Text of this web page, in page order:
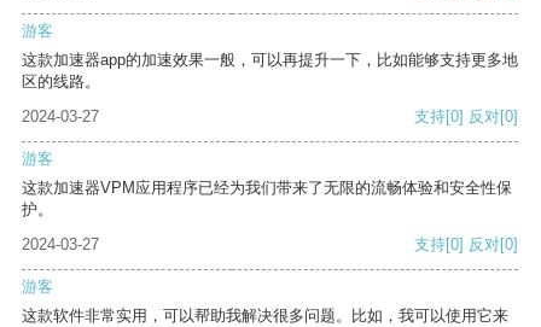
游客
这款加速器app的加速效果一般，可以再提升一下，比如能够支持更多地
区的线路。
2024-03-27
支持[0] 反对[0]
游客
这款加速器VPM应用程序已经为我们带来了无限的流畅体验和安全性保
护。
2024-03-27
支持[0] 反对[0]
游客
这款软件非常实用，可以帮助我解决很多问题。比如，我可以使用它来